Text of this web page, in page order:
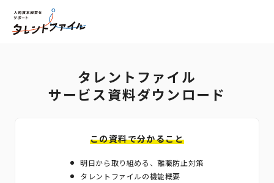
タレントファイル
サービス資料ダウンロード
この資料で分かること
明日から取り組める、離職防止対策
タレントファイルの機能概要